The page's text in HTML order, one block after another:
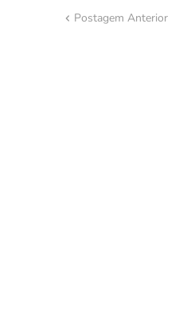
Postagem Anterior